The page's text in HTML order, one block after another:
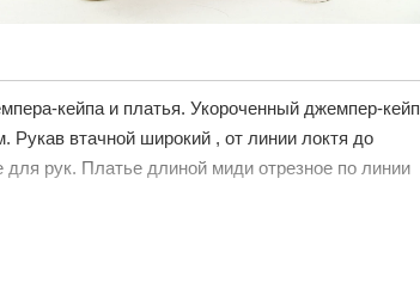
кейпа и платья. Укороченный джемпер-кейп
Рукав втачной широкий , от линии локтя до
для рук. Платье длиной миди отрезное по линии